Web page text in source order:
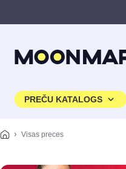
PREČU KATALOGS
Visas preces